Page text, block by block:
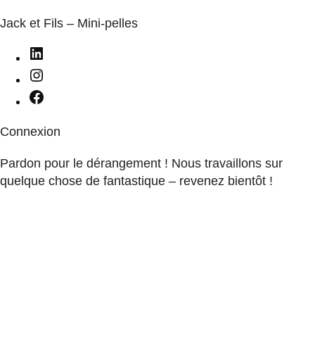
Jack et Fils – Mini-pelles
Connexion
Pardon pour le dérangement ! Nous travaillons sur
quelque chose de fantastique – revenez bientôt !